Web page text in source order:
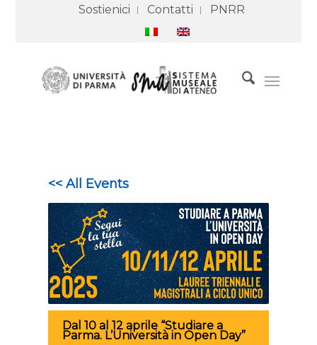
Sostienici Contatti PNRR
<< All Events
Dal 10 al 12 aprile “Studiare a
Parma. L’Università in Open Day”